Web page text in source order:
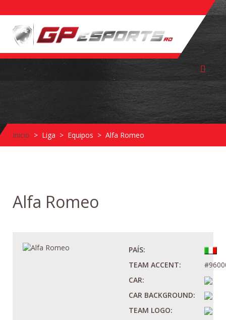
Inicio Liga Equipos Alfa Romeo
Alfa Romeo
PAÍS:
TEAM ACCENT:
CAR:
CAR BACKGROUND:
TEAM LOGO: